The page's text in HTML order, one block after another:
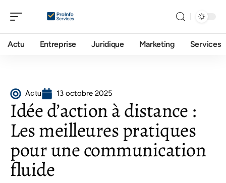
Actu Entreprise Juridique Marketing Services
Actu 13 octobre 2025
Idée d’action à distance :
Les meilleures pratiques
pour une communication
fluide